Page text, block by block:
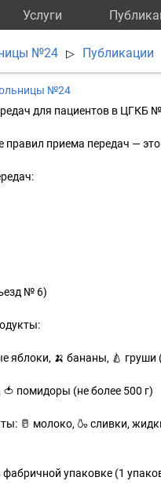
Услуги
№24 ▷ Публикации
№24
для пациентов в ЦГКБ
приема передач —
№ 6)
яблоки, 🍌 бананы, 🍐 груши
помидоры (не более 500 г)
🥛 молоко, 🍶 сливки,
фабричной упаковке (1